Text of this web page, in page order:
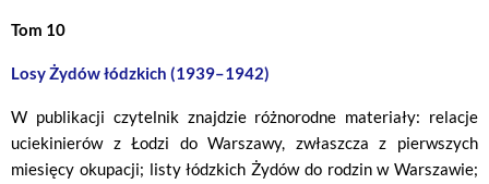
Tom 10
Losy Żydów łódzkich (1939–1942)
W publikacji czytelnik znajdzie różnorodne materiały: relacje
uciekinierów z Łodzi do Warszawy, zwłaszcza z pierwszych
miesięcy okupacji; listy łódzkich Żydów do rodzin w Warszawie;